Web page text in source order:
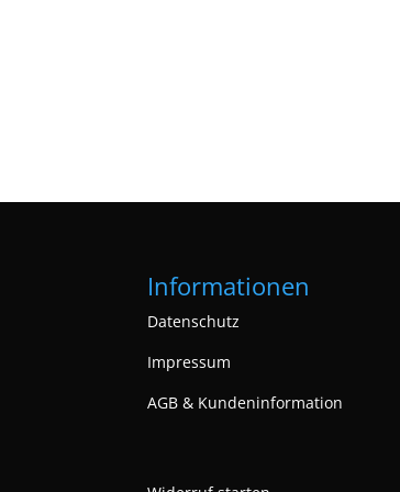
Informationen
Datenschutz
Impressum
AGB & Kundeninformation